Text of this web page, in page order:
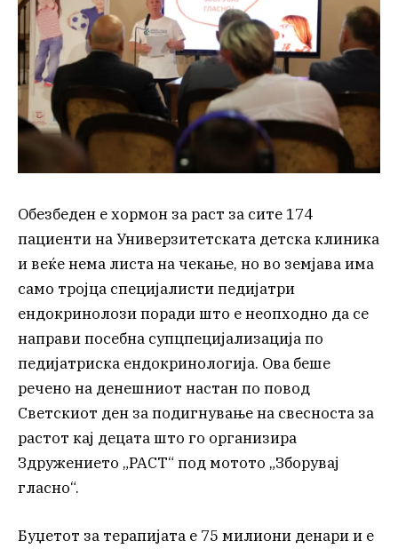
Обезбеден е хормон за раст за сите 174
пациенти на Универзитетската детска клиника
и веќе нема листа на чекање, но во земјава има
само тројца специјалисти педијатри
ендокринолози поради што е неопходно да се
направи посебна супцпецијализација по
педијатриска ендокринологија. Ова беше
речено на денешниот настан по повод
Светскиот ден за подигнување на свесноста за
растот кај децата што го организира
Здружението „РАСТ“ под мотото „Зборувај
гласно“.
Буџетот за терапијата е 75 милиони денари и е